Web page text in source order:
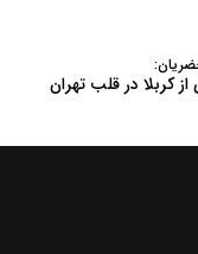
از کربلا در قلب تهران